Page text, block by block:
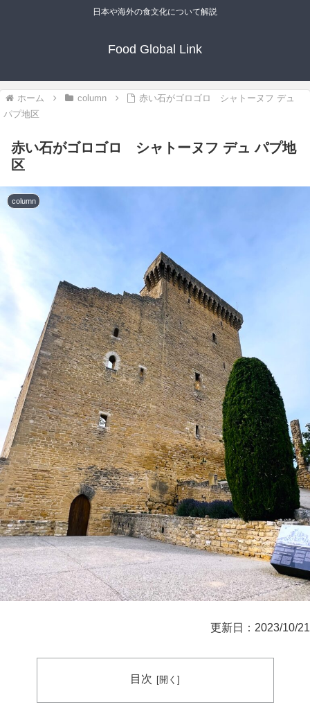
日本や海外の食文化について解説
Food Global Link
ホーム column
赤い石がゴロゴロ シャトーヌフ デュ
パプ地区
赤い石がゴロゴロ シャトーヌフ デュ パプ地
区
column
更新日：2023/10/21
目次